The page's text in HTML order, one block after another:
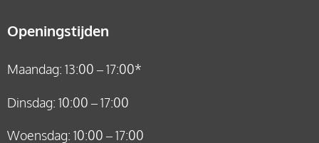
Openingstijden
Maandag: 13:00 – 17:00*
Dinsdag: 10:00 – 17:00
Woensdag: 10:00 – 17:00